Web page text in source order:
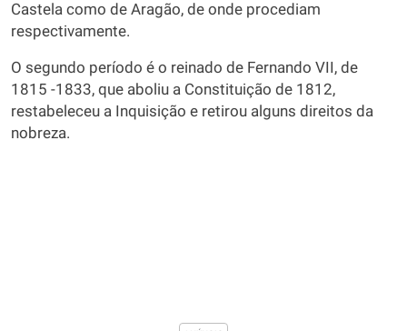
Castela como de Aragão, de onde procediam
respectivamente.
O segundo período é o reinado de Fernando VII, de
1815 -1833, que aboliu a Constituição de 1812,
restabeleceu a Inquisição e retirou alguns direitos da
nobreza.